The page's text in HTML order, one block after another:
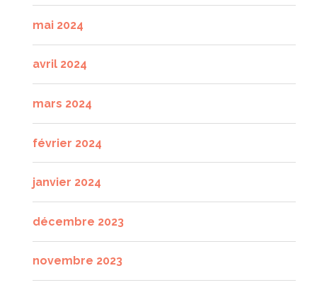
mai 2024
avril 2024
mars 2024
février 2024
janvier 2024
décembre 2023
novembre 2023